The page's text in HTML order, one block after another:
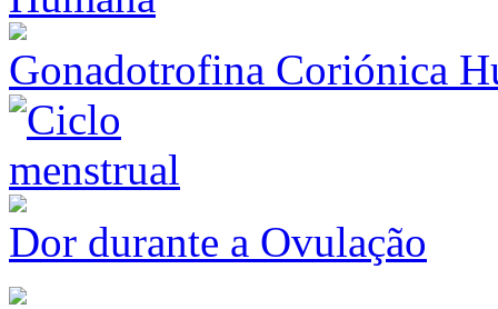
Gonadotrofina Coriónica
Dor durante a Ovulação